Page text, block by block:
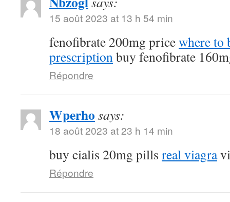
15 août 2023 at 13 h 54 min
fenofibrate 200mg pricewhere to
prescriptionbuy fenofibrate
Répondre
Wperho says:
18 août 2023 at 23 h 14 min
buy cialis 20mg pills real viagra
Répondre